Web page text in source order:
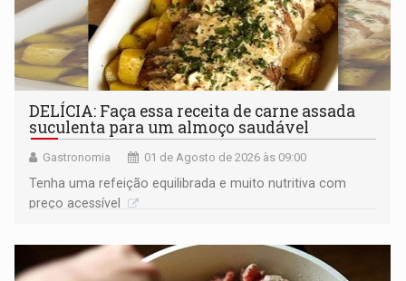
DELÍCIA: Faça essa receita de carne assada
suculenta para um almoço saudável
Gastronomia 01 de Agosto de 2026 às 09:00
Tenha uma refeição equilibrada e muito nutritiva com
preço acessível